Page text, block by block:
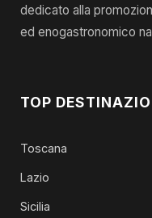
dedicato alla
ed enogastronomico
TOP
Toscana
Lazio
Sicilia